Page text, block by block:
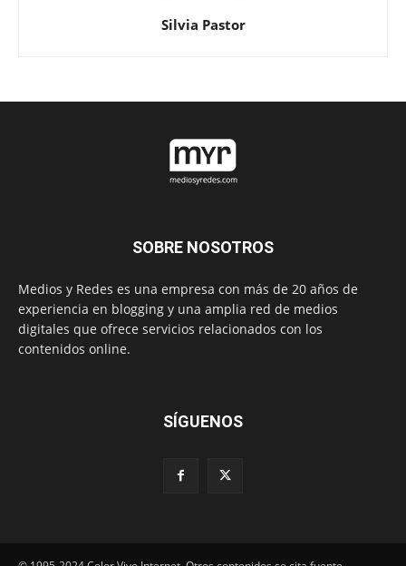
Silvia Pastor
SOBRE NOSOTROS
Medios y Redes es una empresa con más de 20 años de
experiencia en blogging y una amplia red de medios
digitales que ofrece servicios relacionados con los
contenidos online.
SÍGUENOS